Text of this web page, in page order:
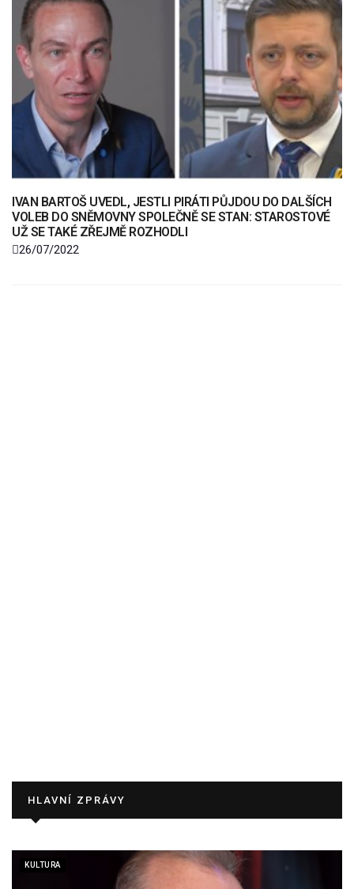
IVAN BARTOŠ UVEDL, JESTLI PIRÁTI PŮJDOU DO DALŠÍCH
VOLEB DO SNĚMOVNY SPOLEČNĚ SE STAN: STAROSTOVÉ
UŽ SE TAKÉ ZŘEJMĚ ROZHODLI
26/07/2022
HLAVNÍ ZPRÁVY
KULTURA